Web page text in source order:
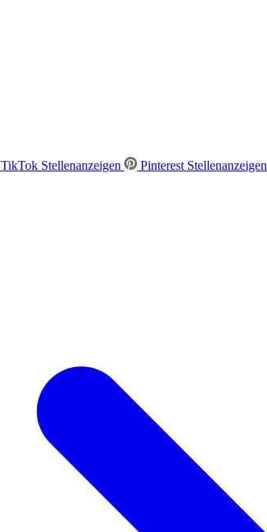
TikTok Stellenanzeigen Pinterest Stellenanzeigen